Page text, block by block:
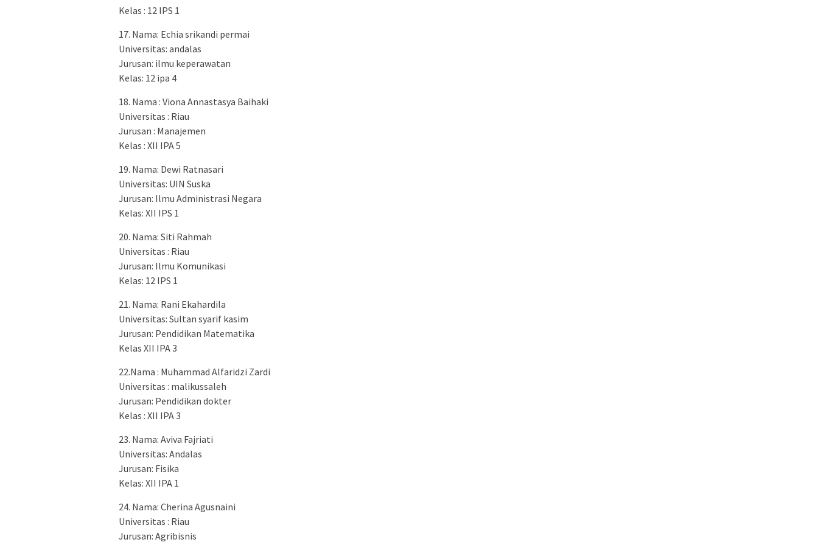
Kelas : 12 IPS 1
17. Nama: Echia srikandi permai
Universitas: andalas
Jurusan: ilmu keperawatan
Kelas: 12 ipa 4
18. Nama : Viona Annastasya Baihaki
Universitas : Riau
Jurusan : Manajemen
Kelas : XII IPA 5
19. Nama: Dewi Ratnasari
Universitas: UIN Suska
Jurusan: Ilmu Administrasi Negara
Kelas: XII IPS 1
20. Nama: Siti Rahmah
Universitas : Riau
Jurusan: Ilmu Komunikasi
Kelas: 12 IPS 1
21. Nama: Rani Ekahardila
Universitas: Sultan syarif kasim
Jurusan: Pendidikan Matematika
Kelas XII IPA 3
22.Nama : Muhammad Alfaridzi Zardi
Universitas : malikussaleh
Jurusan: Pendidikan dokter
Kelas : XII IPA 3
23. Nama: Aviva Fajriati
Universitas: Andalas
Jurusan: Fisika
Kelas: XII IPA 1
24. Nama: Cherina Agusnaini
Universitas : Riau
Jurusan: Agribisnis